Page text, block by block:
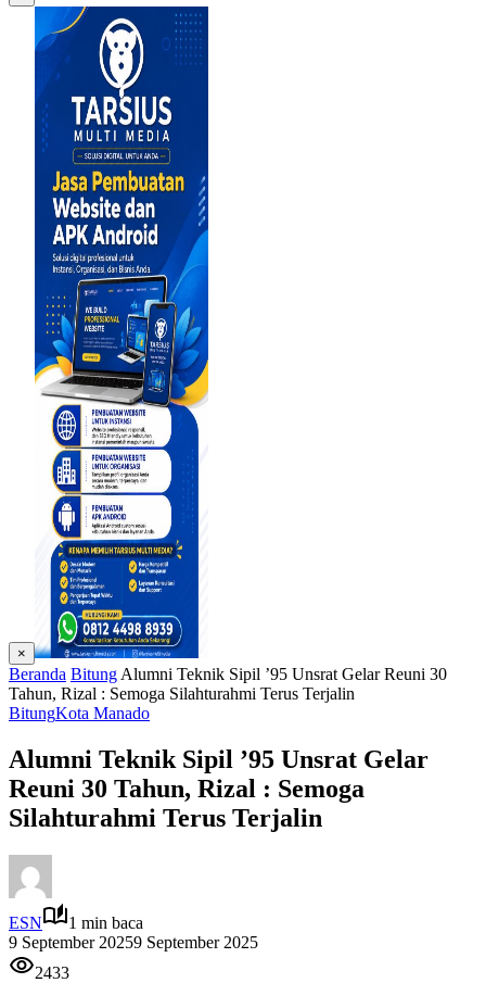
×
Beranda Bitung Alumni Teknik Sipil ’95 Unsrat Gelar Reuni 30
Tahun, Rizal : Semoga Silahturahmi Terus Terjalin
BitungKota Manado
Alumni Teknik Sipil ’95 Unsrat Gelar
Reuni 30 Tahun, Rizal : Semoga
Silahturahmi Terus Terjalin
ESN
1 min baca
9 September 20259 September 2025
2433